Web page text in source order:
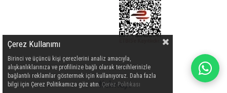
Çerez Kullanımı
Birinci ve üçüncü kişi çerezlerini analiz amacıyla,
alışkanlıklarınıza ve profilinize bağlı olarak tercihlerinizle
bağlantılı reklamlar göstermek için kullanıyoruz. Daha fazla
bilgi için Çerez Politikamıza göz atın. Çerez Politikası